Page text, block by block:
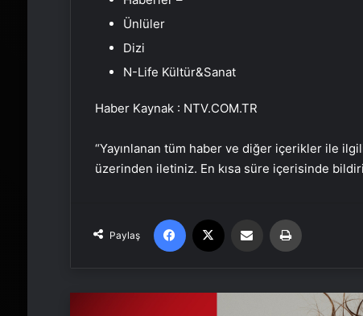
Ünlüler
Dizi
N-Life Kültür&Sanat
Haber Kaynak : NTV.COM.TR
“Yayınlanan tüm haber ve diğer içerikler ile
üzerinden iletiniz. En kısa süre içerisinde
Paylaş
Facebook Email'den paylaş